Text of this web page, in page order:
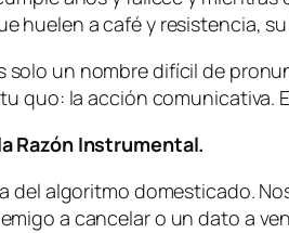
huelen a café y resistencia,
solo un nombre difícil de
quo: la acción comunicativa.
Razón Instrumental.
del algoritmo domesticado.
a cancelar o un dato a